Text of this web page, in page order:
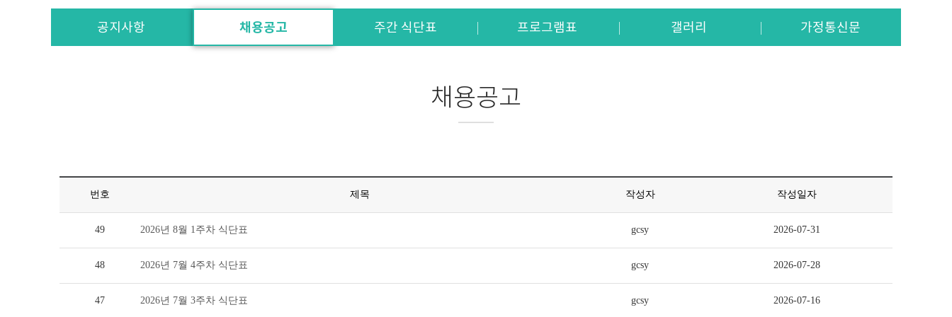
공지사항 채용공고 주간 식단표 프로그램표 갤러리 가정통신문
채용공고
번호 제목 작성자 작성일자
49 2026년 8월 1주차 식단표 gcsy 2026-07-31
48 2026년 7월 4주차 식단표 gcsy 2026-07-28
47 2026년 7월 3주차 식단표 gcsy 2026-07-16